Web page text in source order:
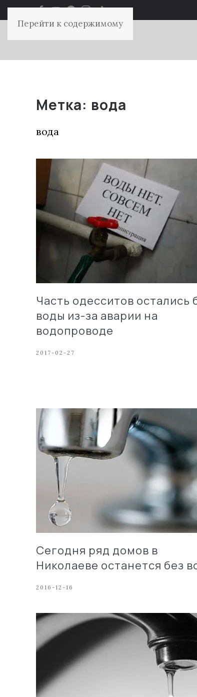
Перейти к содержимому
Метка: вода
вода
Часть одесситов остались
воды из-за аварии на
водопроводе
2017-02-27
Сегодня ряд домов в
Николаеве останется без
2016-12-16